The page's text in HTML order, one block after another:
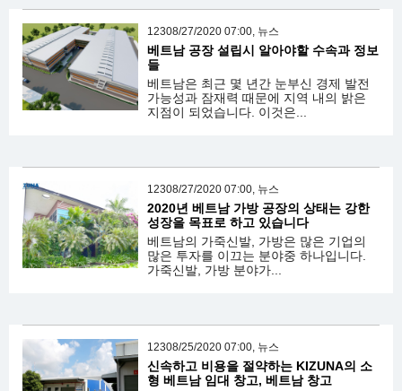
12308/27/2020 07:00, 뉴스
베트남 공장 설립시 알아야할 수속과 정보
들
베트남은 최근 몇 년간 눈부신 경제 발전
가능성과 잠재력 때문에 지역 내의 밝은
지점이 되었습니다. 이것은...
12308/27/2020 07:00, 뉴스
2020년 베트남 가방 공장의 상태는 강한
성장을 목표로 하고 있습니다
베트남의 가죽신발, 가방은 많은 기업의
많은 투자를 이끄는 분야중 하나입니다.
가죽신발, 가방 분야가...
12308/25/2020 07:00, 뉴스
신속하고 비용을 절약하는 KIZUNA의 소
형 베트남 임대 창고, 베트남 창고